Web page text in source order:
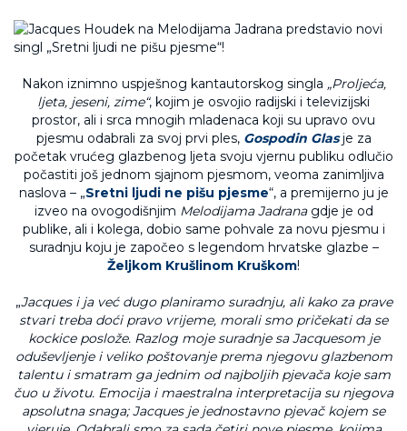
Nakon iznimno uspješnog kantautorskog singla „Proljeća,
ljeta, jeseni, zime“, kojim je osvojio radijski i televizijski
prostor, ali i srca mnogih mladenaca koji su upravo ovu
pjesmu odabrali za svoj prvi ples, Gospodin Glasje za
početak vrućeg glazbenog ljeta svoju vjernu publiku odlučio
počastiti još jednom sjajnom pjesmom, veoma zanimljiva
naslova – „Sretni ljudi ne pišu pjesme“, a premijerno ju je
izveo na ovogodišnjim Melodijama Jadranagdje je od
publike, ali i kolega, dobio same pohvale za novu pjesmu i
suradnju koju je započeo s legendom hrvatske glazbe –
Željkom Krušlinom Kruškom!
„Jacques i ja već dugo planiramo suradnju, ali kako za prave
stvari treba doći pravo vrijeme, morali smo pričekati da se
kockice poslože. Razlog moje suradnje sa Jacquesom je
oduševljenje i veliko poštovanje prema njegovu glazbenom
talentu i smatram ga jednim od najboljih pjevača koje sam
čuo u životu. Emocija i maestralna interpretacija su njegova
apsolutna snaga; Jacques je jednostavno pjevač kojem se